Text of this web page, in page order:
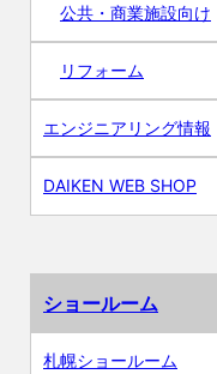
公共・商業施設向け
リフォーム
エンジニアリング情報
DAIKEN WEB SHOP
ショールーム
札幌ショールーム